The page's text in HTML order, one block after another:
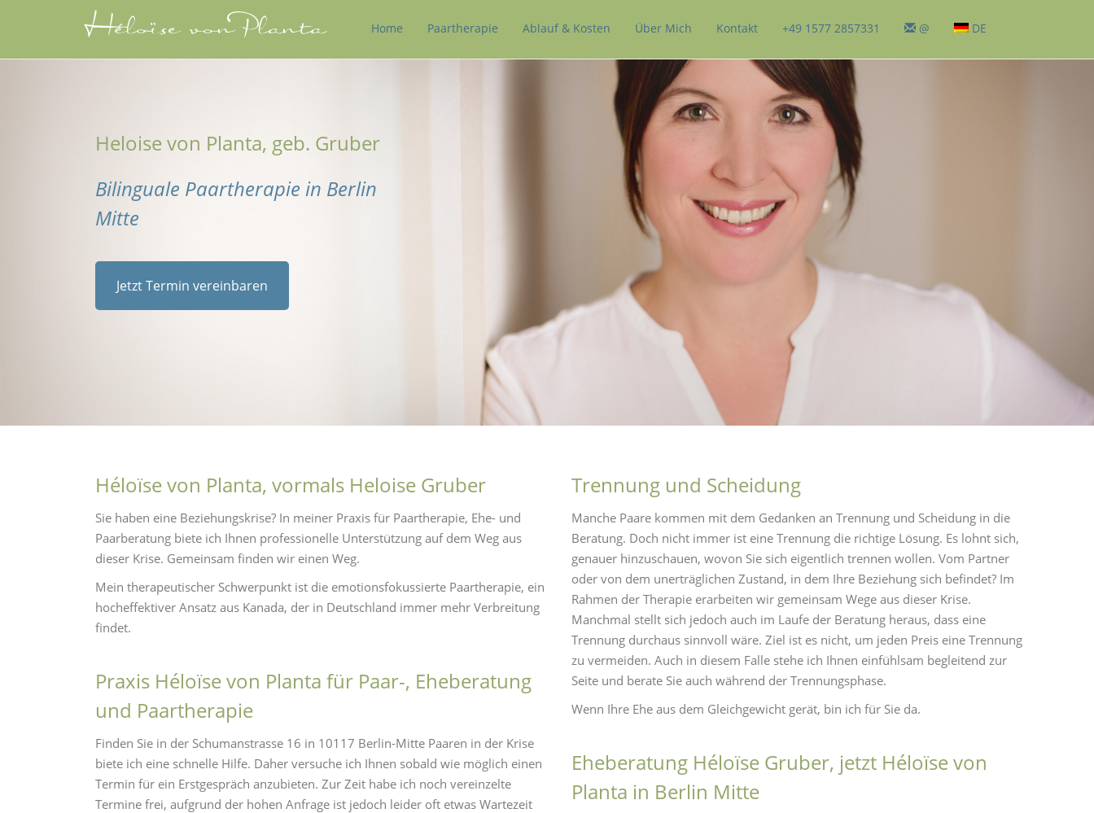
Home Paartherapie Ablauf & Kosten Über Mich Kontakt +49 1577 2857331 @ DE
Heloise von Planta, geb. Gruber
Bilinguale Paartherapie in Berlin
Mitte
Jetzt Termin vereinbaren
Héloïse von Planta, vormals Heloise Gruber
Sie haben eine Beziehungskrise? In meiner Praxis für Paartherapie, Ehe- und
Paarberatung biete ich Ihnen professionelle Unterstützung auf dem Weg aus
dieser Krise. Gemeinsam finden wir einen Weg.
Mein therapeutischer Schwerpunkt ist die emotionsfokussierte Paartherapie, ein
hocheffektiver Ansatz aus Kanada, der in Deutschland immer mehr Verbreitung
findet.
Praxis Héloïse von Planta für Paar-, Eheberatung
und Paartherapie
Finden Sie in der Schumanstrasse 16 in 10117 Berlin-Mitte Paaren in der Krise
biete ich eine schnelle Hilfe. Daher versuche ich Ihnen sobald wie möglich einen
Termin für ein Erstgespräch anzubieten. Zur Zeit habe ich noch vereinzelte
Termine frei, aufgrund der hohen Anfrage ist jedoch leider oft etwas Wartezeit
Trennung und Scheidung
Manche Paare kommen mit dem Gedanken an Trennung und Scheidung in die
Beratung. Doch nicht immer ist eine Trennung die richtige Lösung. Es lohnt sich,
genauer hinzuschauen, wovon Sie sich eigentlich trennen wollen. Vom Partner
oder von dem unerträglichen Zustand, in dem Ihre Beziehung sich befindet? Im
Rahmen der Therapie erarbeiten wir gemeinsam Wege aus dieser Krise.
Manchmal stellt sich jedoch auch im Laufe der Beratung heraus, dass eine
Trennung durchaus sinnvoll wäre. Ziel ist es nicht, um jeden Preis eine Trennung
zu vermeiden. Auch in diesem Falle stehe ich Ihnen einfühlsam begleitend zur
Seite und berate Sie auch während der Trennungsphase.
Wenn Ihre Ehe aus dem Gleichgewicht gerät, bin ich für Sie da.
Eheberatung Héloïse Gruber, jetzt Héloïse von
Planta in Berlin Mitte